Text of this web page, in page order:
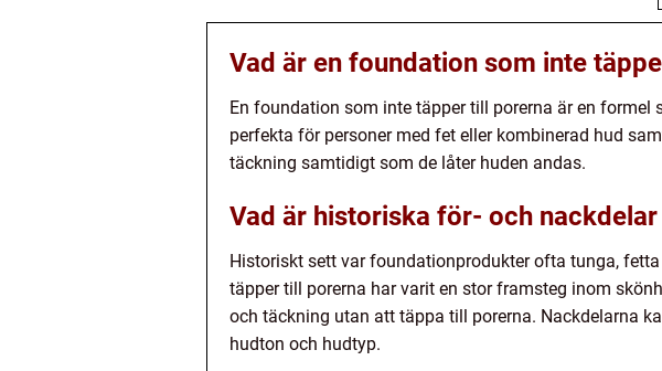
Vad är en foundation som inte
En foundation som inte täpper till porerna är en
perfekta för personer med fet eller kombinerad hud
täckning samtidigt som de låter huden andas.
Vad är historiska för- och
Historiskt sett var foundationprodukter ofta tunga,
täpper till porerna har varit en stor framsteg inom
och täckning utan att täppa till porerna. Nackdelarna
hudton och hudtyp.